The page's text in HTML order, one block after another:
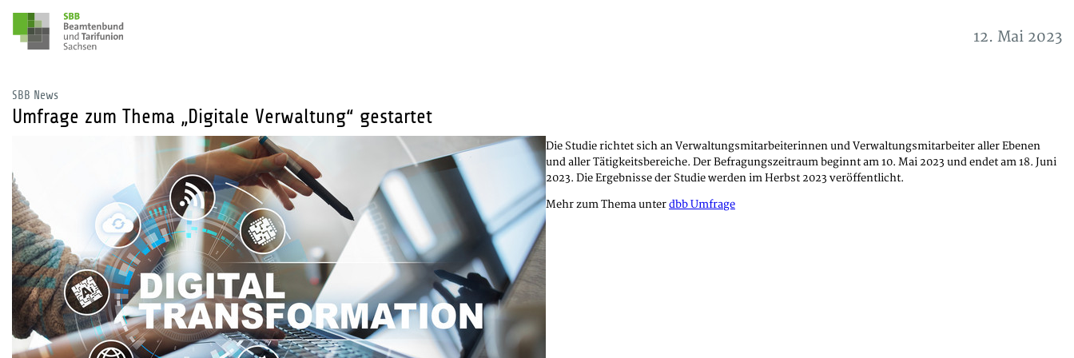
12. Mai 2023
SBB News
Umfrage zum Thema „Digitale Verwaltung“ gestartet
Die Studie richtet sich an Verwaltungsmitarbeiterinnen und Verwaltungsmitarbeiter aller Ebenen
und aller Tätigkeitsbereiche. Der Befragungszeitraum beginnt am 10. Mai 2023 und endet am 18. Juni
2023. Die Ergebnisse der Studie werden im Herbst 2023 veröffentlicht.
Mehr zum Thema unterdbb Umfrage